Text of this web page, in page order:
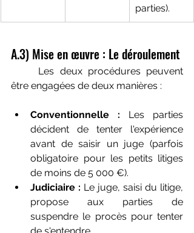
parties).
A.3) Mise en œuvre : Le déroulement
être engagées de deux manières :
Conventionnelle : Les parties
décident de tenter l'expérience
avant de saisir un juge (parfois
obligatoire pour les petits litiges
de moins de 5 000 €).
Judiciaire : Le juge, saisi du litige,
propose aux parties de
suspendre le procès pour tenter